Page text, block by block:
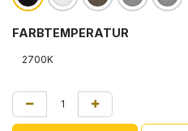
FARBTEMPERATUR